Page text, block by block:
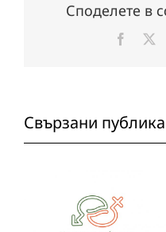
Споделете в
Свързани